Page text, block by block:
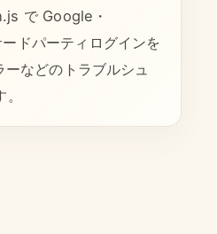
で Google・
ドパーティログインを
などのトラブルシュ